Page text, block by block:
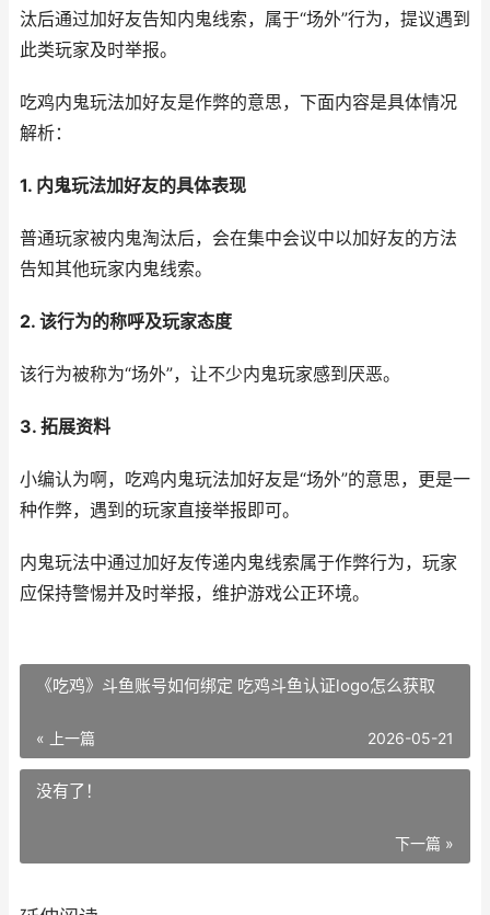
汰后通过加好友告知内鬼线索，属于“场外”行为，提议遇到
此类玩家及时举报。
吃鸡内鬼玩法加好友是作弊的意思，下面内容是具体情况
解析：
1. 内鬼玩法加好友的具体表现
普通玩家被内鬼淘汰后，会在集中会议中以加好友的方法
告知其他玩家内鬼线索。
2. 该行为的称呼及玩家态度
该行为被称为“场外”，让不少内鬼玩家感到厌恶。
3. 拓展资料
小编认为啊，吃鸡内鬼玩法加好友是“场外”的意思，更是一
种作弊，遇到的玩家直接举报即可。
内鬼玩法中通过加好友传递内鬼线索属于作弊行为，玩家
应保持警惕并及时举报，维护游戏公正环境。
《吃鸡》斗鱼账号如何绑定 吃鸡斗鱼认证logo怎么获取
« 上一篇 2026-05-21
没有了！
下一篇 »